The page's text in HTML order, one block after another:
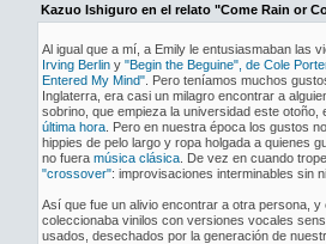
Kazuo Ishiguro en el relato "Come Rain or
Al igual que a mí, a Emily le entusiasmaban las
Irving Berliny "Begin the Beguine", de Cole
Entered My Mind". Pero teníamos muchos
Inglaterra, era casi un milagro encontrar a
sobrino, que empieza la universidad este otoño,
última hora. Pero en nuestra época los gustos
hippies de pelo largo y ropa holgada a quienes
no fuera música clásica. De vez en cuando
"crossover": improvisaciones interminables sin
Así que fue un alivio encontrar a otra persona,
coleccionaba vinilos con versiones vocales
usados, desechados por la generación de